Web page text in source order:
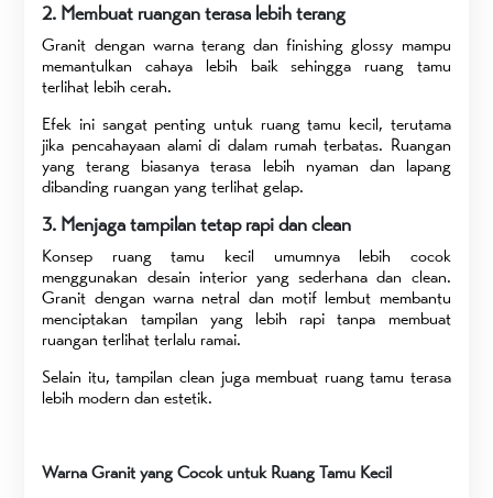
2. Membuat ruangan terasa lebih terang
Granit dengan warna terang dan finishing glossy mampu
memantulkan cahaya lebih baik sehingga ruang tamu
terlihat lebih cerah.
Efek ini sangat penting untuk ruang tamu kecil, terutama
jika pencahayaan alami di dalam rumah terbatas. Ruangan
yang terang biasanya terasa lebih nyaman dan lapang
dibanding ruangan yang terlihat gelap.
3. Menjaga tampilan tetap rapi dan clean
Konsep ruang tamu kecil umumnya lebih cocok
menggunakan desain interior yang sederhana dan clean.
Granit dengan warna netral dan motif lembut membantu
menciptakan tampilan yang lebih rapi tanpa membuat
ruangan terlihat terlalu ramai.
Selain itu, tampilan clean juga membuat ruang tamu terasa
lebih modern dan estetik.
Warna Granit yang Cocok untuk Ruang Tamu Kecil